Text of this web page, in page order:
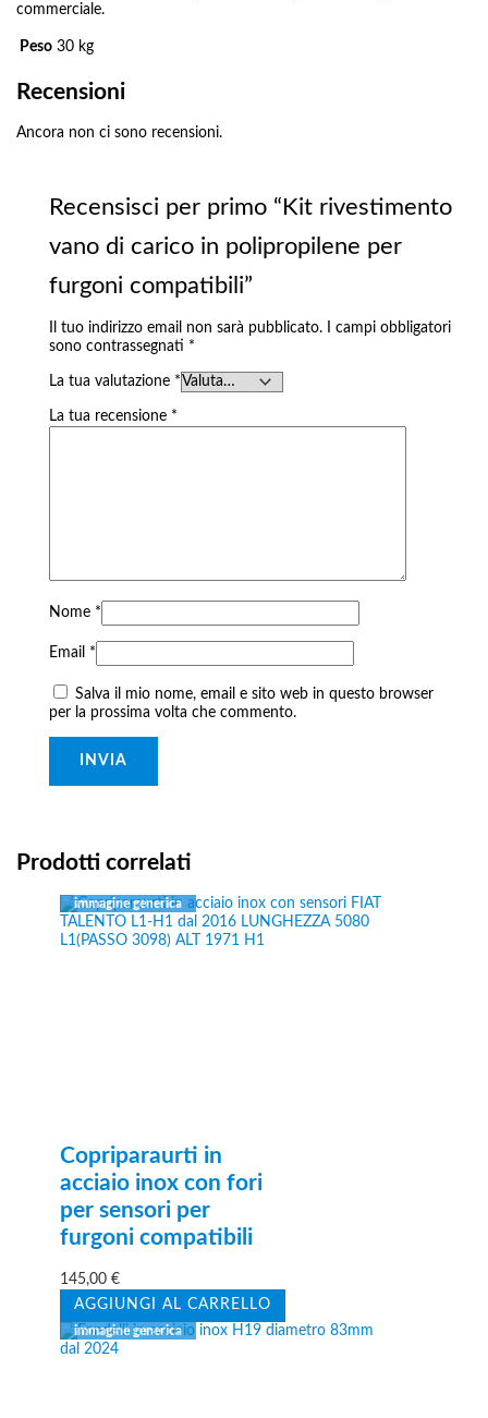
commerciale.
Peso 30 kg
Recensioni
Ancora non ci sono recensioni.
Recensisci per primo “Kit rivestimento
vano di carico in polipropilene per
furgoni compatibili”
Il tuo indirizzo email non sarà pubblicato.
I campi obbligatori
sono contrassegnati *
La tua valutazione *
La tua recensione *
Nome *
Email *
Salva il mio nome, email e sito web in questo browser
per la prossima volta che commento.
Prodotti correlati
Copriparaurti in
acciaio inox con fori
per sensori per
furgoni compatibili
145,00€
AGGIUNGI AL CARRELLO